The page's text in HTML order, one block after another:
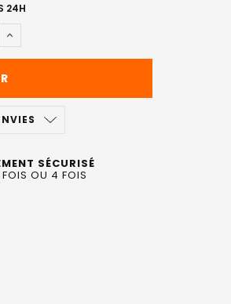
24H
LA QUANTITÉ DE VITAMINO COLOR
AUGMENTER LA QUANTITÉ DE
SÉCURISÉ
OU 4 FOIS